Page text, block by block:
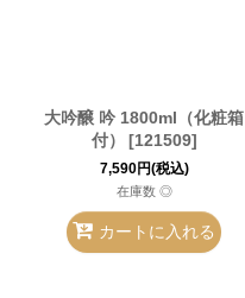
大吟醸 吟 1800ml（化粧箱
付）
[121509]
7,590円(税込)
在庫数 ◎
カートに入れる